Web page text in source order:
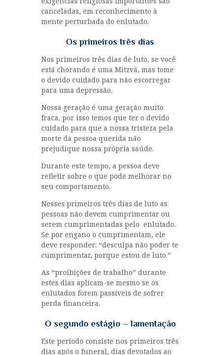
canceladas, em reconhecimento à
mente perturbada do enlutado.
Os primeiros três dias
Nos primeiros três dias de luto, se você
está chorando é uma Mitzvá, mas tome
o devido cuidado para não escorregar
para uma depressão.
Nossa geração é uma geração muito
fraca, por isso temos que ter o devido
cuidado para que a nossa tristeza pela
morte da pessoa querida não
prejudique nossa própria saúde.
Durante este tempo, a pessoa deve
refletir sobre o que pode melhorar no
seu comportamento.
Nesses primeiros três dias de luto as
pessoas não devem cumprimentar ou
serem cumprimentadas pelo enlutado.
Se por engano o cumprimentam, ele
deve responder: “desculpa não poder te
cumprimentar, porque estou de luto.”
As “proibições de trabalho” durante
estes dias aplicam-se mesmo se os
enlutados forem passíveis de sofrer
perda financeira.
O segundo estágio – lamentação
Este período consiste nos primeiros três
dias após o funeral, dias devotados ao